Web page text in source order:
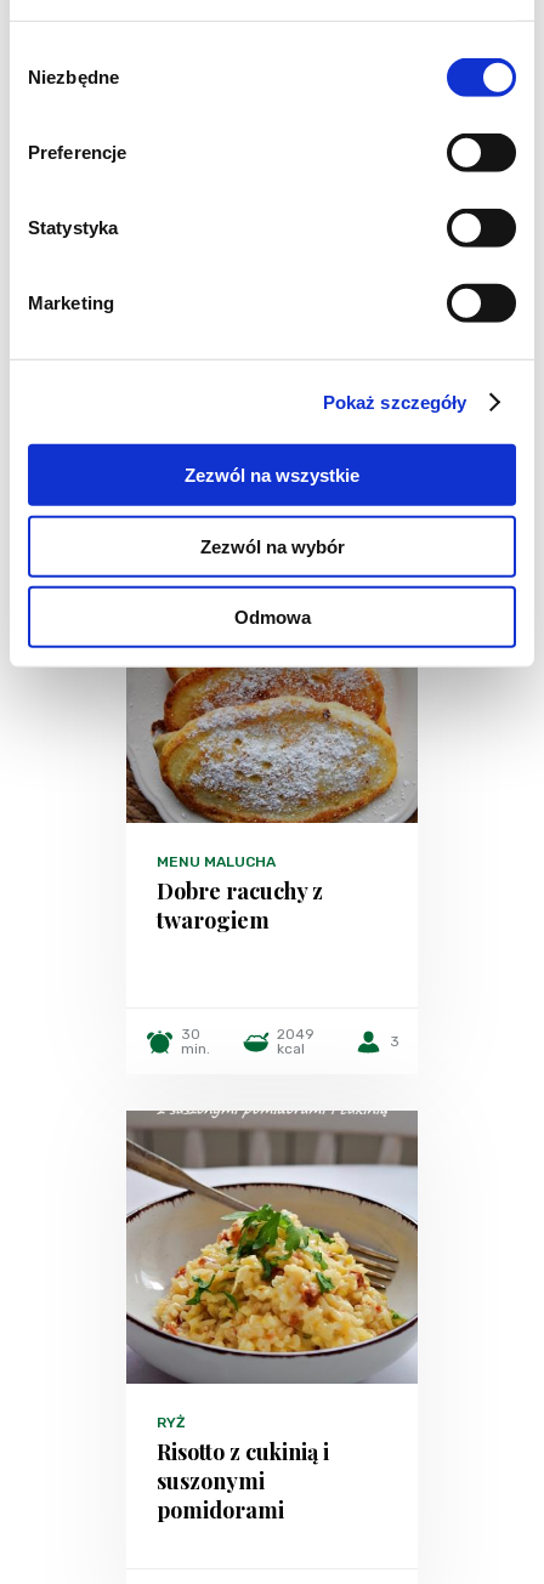
zgody
Niezbędne
Preferencje
Statystyka
Marketing
Pokaż szczegóły
Zezwól na wszystkie
Zezwól na wybór
Odmowa
makaronem
1
1398
MENU MALUCHA
Dobre racuchy z
twarogiem
30
min.
2049
kcal
3
RYŻ
Risotto z cukinią i
suszonymi
pomidorami